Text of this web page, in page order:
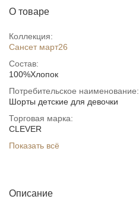
О товаре
Коллекция:
Сансет март26
Состав:
100%Хлопок
Потребительское наименование:
Шорты детские для девочки
Торговая марка:
CLEVER
Показать всё
Описание